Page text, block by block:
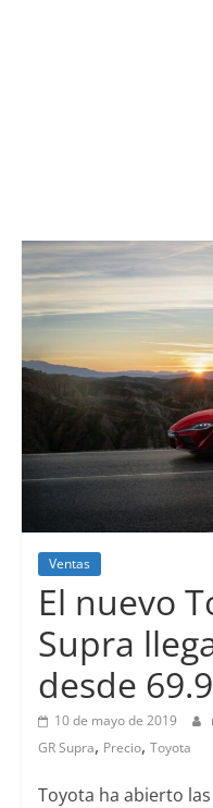
Ventas
El nuevo
Supra
desde
10 de mayo de 2019
GR Supra, Precio, Toyota
Toyota ha abierto